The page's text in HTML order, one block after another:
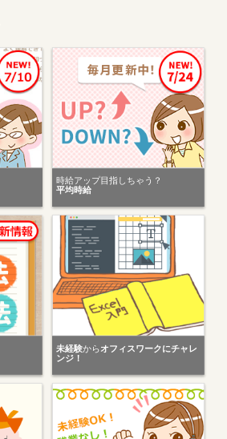
時給アップ目指しちゃう？
平均時給
未経験からオフィスワークにチャレ
ンジ！